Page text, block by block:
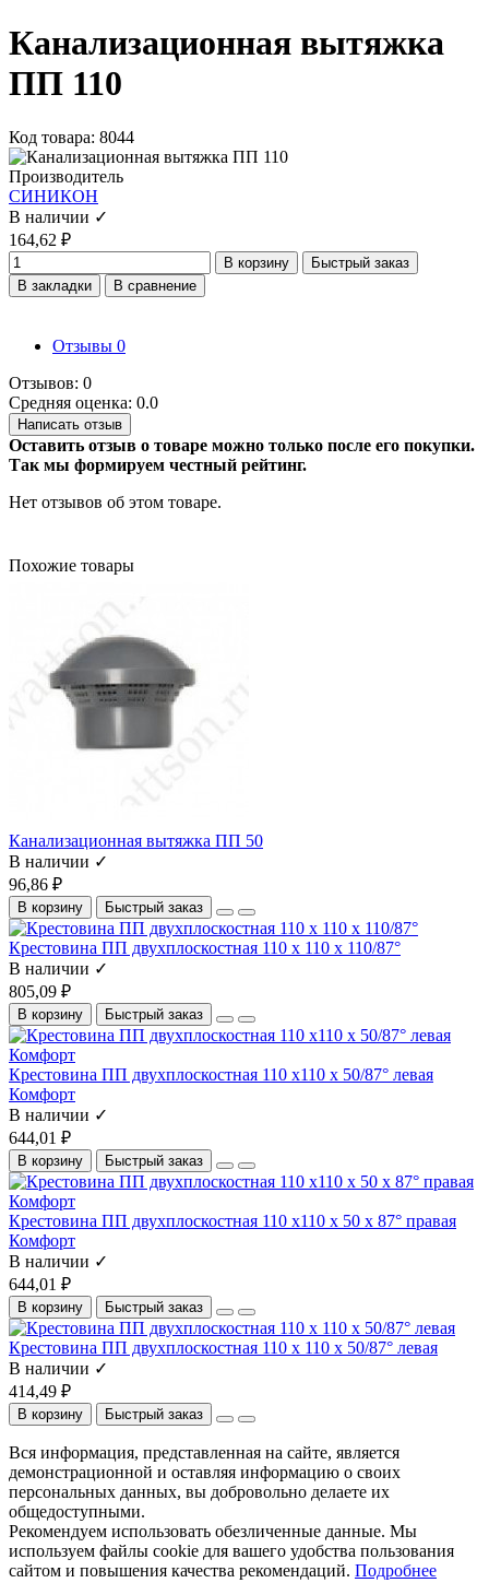
Канализационная вытяжка
ПП 110
Код товара: 8044
Производитель
СИНИКОН
В наличии ✓
164,62 ₽
В корзину
Быстрый заказ
В закладки
В сравнение
Отзывы 0
Отзывов: 0
Средняя оценка: 0.0
Написать отзыв
Оставить отзыв о товаре можно только после его покупки.
Так мы формируем честный рейтинг.
Нет отзывов об этом товаре.
Похожие товары
Канализационная вытяжка ПП 50
В наличии ✓
96,86 ₽
В корзину Быстрый заказ
Крестовина ПП двухплоскостная 110 х 110 х 110/87°
В наличии ✓
805,09 ₽
В корзину Быстрый заказ
Крестовина ПП двухплоскостная 110 х110 х 50/87° левая
Комфорт
В наличии ✓
644,01 ₽
В корзину Быстрый заказ
Крестовина ПП двухплоскостная 110 х110 х 50 х 87° правая
Комфорт
В наличии ✓
644,01 ₽
В корзину Быстрый заказ
Крестовина ПП двухплоскостная 110 x 110 x 50/87° левая
В наличии ✓
414,49 ₽
В корзину Быстрый заказ
Вся информация, представленная на сайте, является
демонстрационной и оставляя информацию о своих
персональных данных, вы добровольно делаете их
общедоступными.
Рекомендуем использовать обезличенные данные. Мы
используем файлы cookie для вашего удобства пользования
сайтом и повышения качества рекомендаций. Подробнее